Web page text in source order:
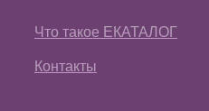
Что такое ЕКАТАЛОГ
Контакты